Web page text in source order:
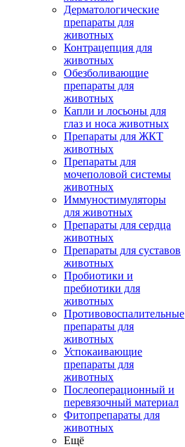
Дерматологические
препараты для
животных
Контрацепция для
животных
Обезболивающие
препараты для
животных
Капли и лосьоны для
глаз и носа животных
Препараты для ЖКТ
животных
Препараты для
мочеполовой системы
животных
Иммуностимуляторы
для животных
Препараты для сердца
животных
Препараты для суставов
животных
Пробиотики и
пребиотики для
животных
Противовоспалительные
препараты для
животных
Успокаивающие
препараты для
животных
Послеоперационный и
перевязочный материал
Фитопрепараты для
животных
Ещё